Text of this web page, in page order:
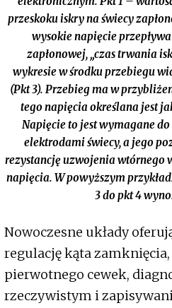
przeskoku iskry na świecy
wysokie napięcie
zapłonowej, „czas trwania
wykresie w środku przebiegu
(Pkt 3). Przebieg ma w
tego napięcia określana jest
Napięcie to jest wymagane
elektrodami świecy, a jego
rezystancję uzwojenia wtórnego
napięcia. W powyższym
3 do pkt 4
Nowoczesne układy
regulację kąta
pierwotnego cewek,
rzeczywistym i